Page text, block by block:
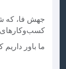
کسب‌وکارهای
ما باور